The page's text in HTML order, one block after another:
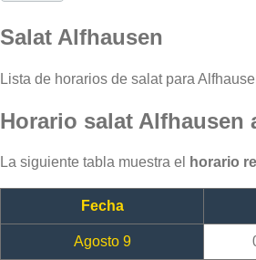
Salat Alfhausen
Lista de horarios de salat para
Horario salat Alfhausen
La siguiente tabla muestra el horario
Fecha
Agosto 9